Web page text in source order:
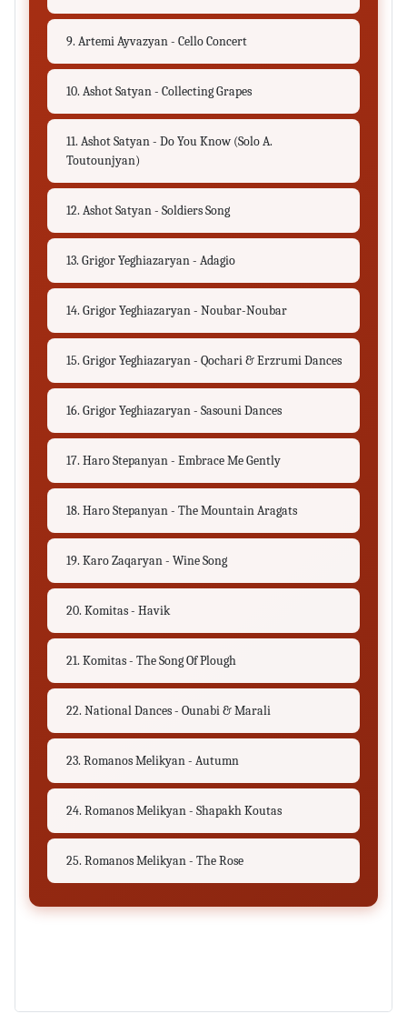
9. Artemi Ayvazyan - Cello Concert
10. Ashot Satyan - Collecting Grapes
11. Ashot Satyan - Do You Know (Solo A.
Toutounjyan)
12. Ashot Satyan - Soldiers Song
13. Grigor Yeghiazaryan - Adagio
14. Grigor Yeghiazaryan - Noubar-Noubar
15. Grigor Yeghiazaryan - Qochari & Erzrumi Dances
16. Grigor Yeghiazaryan - Sasouni Dances
17. Haro Stepanyan - Embrace Me Gently
18. Haro Stepanyan - The Mountain Aragats
19. Karo Zaqaryan - Wine Song
20. Komitas - Havik
21. Komitas - The Song Of Plough
22. National Dances - Ounabi & Marali
23. Romanos Melikyan - Autumn
24. Romanos Melikyan - Shapakh Koutas
25. Romanos Melikyan - The Rose